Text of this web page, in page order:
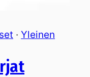
· Yleinen